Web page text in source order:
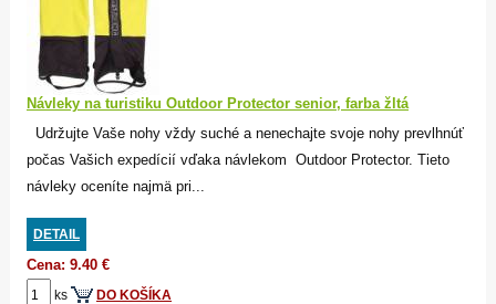
Návleky na turistiku Outdoor Protector senior, farba žltá
Udržujte Vaše nohy vždy suché a nenechajte svoje nohy prevlhnúť
počas Vašich expedícií vďaka návlekom Outdoor Protector. Tieto
návleky oceníte najmä pri...
DETAIL
Cena: 9.40 €
ks DO KOŠÍKA